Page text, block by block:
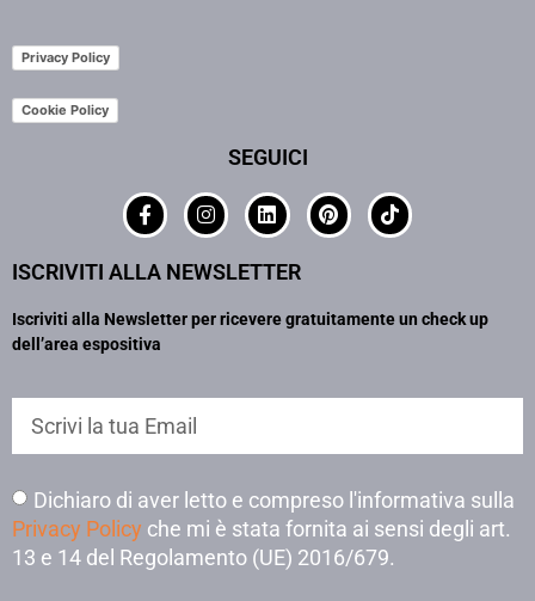
Privacy Policy
Cookie Policy
SEGUICI
ISCRIVITI ALLA NEWSLETTER
Iscriviti alla Newsletter per ricevere gratuitamente un check up
dell’area espositiva
Dichiaro di aver letto e compreso l'informativa sulla
Privacy Policy che mi è stata fornita ai sensi degli art.
13 e 14 del Regolamento (UE) 2016/679.